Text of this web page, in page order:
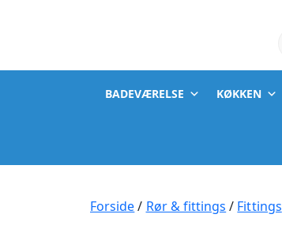
BADEVÆRELSE KØKKEN
Forside/ Rør & fittings / Fittings